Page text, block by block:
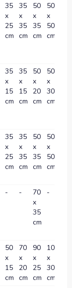
35
x
25
cm
35
x
35
cm
50
x
35
cm
50
x
50
cm
35
x
15
cm
35
x
15
cm
50
x
20
cm
50
x
30
cm
35
x
25
cm
35
x
35
cm
50
x
35
cm
50
x
50
cm
- -
70
x
35
cm
-
50
x
15
cm
70
x
20
cm
90
x
25
cm
100
x
30
cm